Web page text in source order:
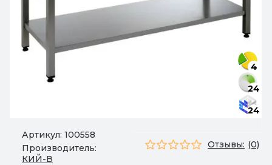
4
24
24
Артикул: 100558
Производитель:
КИЙ-В
Отзывы: (0)